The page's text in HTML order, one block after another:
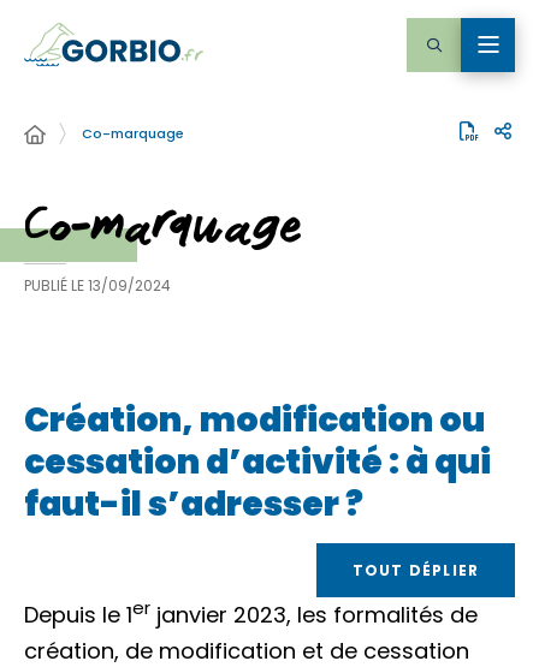
Co-marquage
Co-marquage
PUBLIÉ LE13/09/2024
Création, modification ou
cessation d’activité : à qui
faut-il s’adresser ?
TOUT DÉPLIER
Depuis le 1er janvier 2023, les formalités de
création, de modification et de cessation